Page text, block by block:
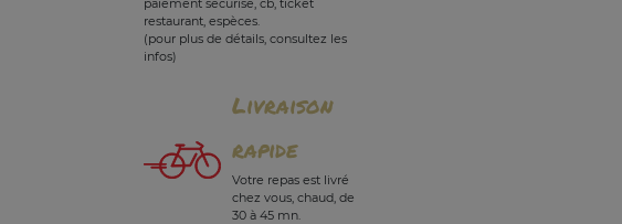
paiement sécurisé, cb, ticket
restaurant, espèces.
(pour plus de détails, consultez les
infos)
Livraison
rapide
Votre repas est livré
chez vous, chaud, de
30 à 45 mn.